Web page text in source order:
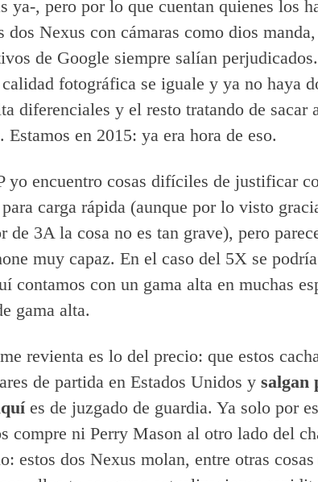
ya-, pero por lo que cuentan quienes los
dos Nexus con cámaras como dios
de Google siempre salían
fotográfica se iguale y ya no haya
diferenciales y el resto tratando de sacar
Estamos en 2015: ya era hora de eso.
yo encuentro cosas difíciles de justificar
carga rápida (aunque por lo visto
de 3A la cosa no es tan grave), pero
muy capaz. En el caso del 5X se
contamos con un gama alta en muchas
gama alta.
revienta es lo del precio: que estos
de partida en Estados Unidos y salgan
es de juzgado de guardia. Ya solo por
compre ni Perry Mason al otro lado del
estos dos Nexus molan, entre otras